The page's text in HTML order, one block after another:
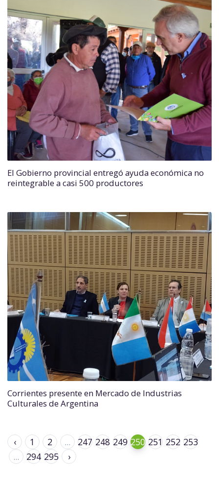
El Gobierno provincial entregó ayuda económica no
reintegrable a casi 500 productores
Corrientes presente en Mercado de Industrias
Culturales de Argentina
‹ 1 2 ... 247 248 249 250 251 252 253
...
294 295 ›